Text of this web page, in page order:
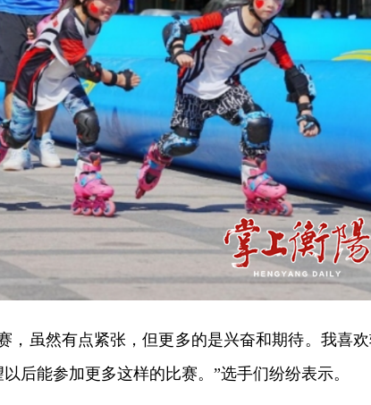
，虽然有点紧张，但更多的是兴奋和期待。我喜
后能参加更多这样的比赛。”选手们纷纷表示。